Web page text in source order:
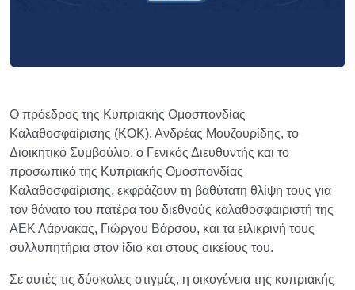
Ο πρόεδρος της Κυπριακής Ομοσπονδίας
Καλαθοσφαίρισης (ΚΟΚ), Ανδρέας Μουζουρίδης, το
Διοικητικό Συμβούλιο, ο Γενικός Διευθυντής και το
προσωπικό της Κυπριακής Ομοσπονδίας
Καλαθοσφαίρισης, εκφράζουν τη βαθύτατη θλίψη τους για
τον θάνατο του πατέρα του διεθνούς καλαθοσφαιριστή της
ΑΕΚ Λάρνακας, Γιώργου Βάρσου, και τα ειλικρινή τους
συλλυπητήρια στον ίδιο και στους οικείους του.
Σε αυτές τις δύσκολες στιγμές, η οικογένεια της κυπριακής